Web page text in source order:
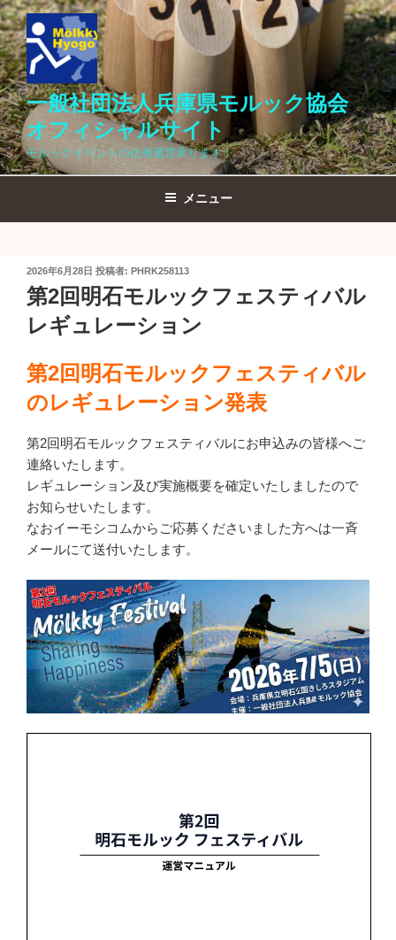
コ
ン
テ
ン
ツ
へ
ス
キ
ッ
一般社団法人兵庫県モルック協会
オフィシャルサイト
モルックイベントの企画運営承ります！
メニュー
投
稿
日:
2026年6月28日 投稿者: PHRK258113
第2回明石モルックフェスティバル
レギュレーション
第2回明石モルックフェスティバル
のレギュレーション発表
第2回明石モルックフェスティバルにお申込みの皆様へご
連絡いたします。
レギュレーション及び実施概要を確定いたしましたので
お知らせいたします。
なおイーモシコムからご応募くださいました方へは一斉
メールにて送付いたします。